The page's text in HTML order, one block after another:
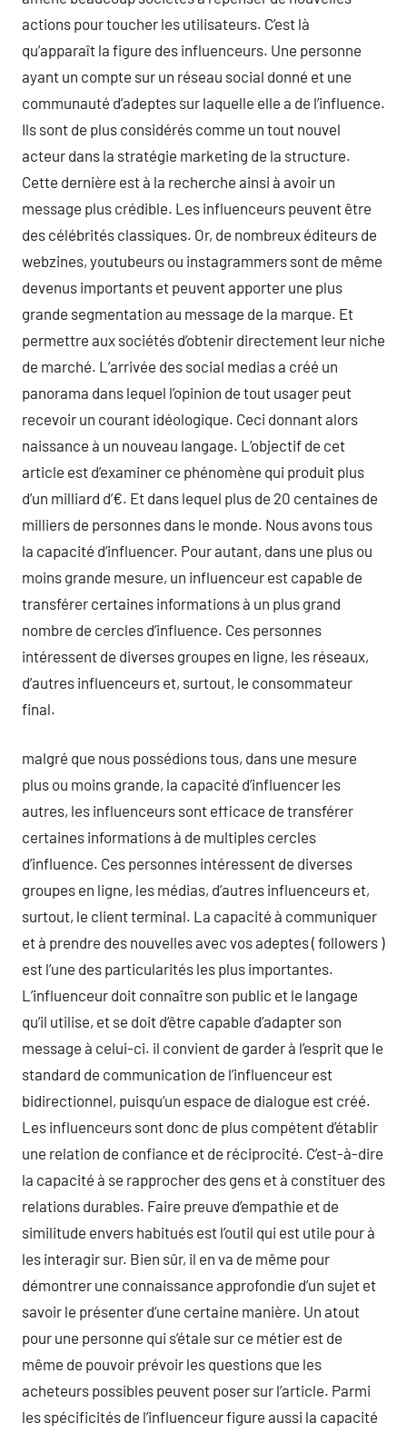
actions pour toucher les utilisateurs. C’est là
qu’apparaît la figure des influenceurs. Une personne
ayant un compte sur un réseau social donné et une
communauté d’adeptes sur laquelle elle a de l’influence.
Ils sont de plus considérés comme un tout nouvel
acteur dans la stratégie marketing de la structure.
Cette dernière est à la recherche ainsi à avoir un
message plus crédible. Les influenceurs peuvent être
des célébrités classiques. Or, de nombreux éditeurs de
webzines, youtubeurs ou instagrammers sont de même
devenus importants et peuvent apporter une plus
grande segmentation au message de la marque. Et
permettre aux sociétés d’obtenir directement leur niche
de marché. L’arrivée des social medias a créé un
panorama dans lequel l’opinion de tout usager peut
recevoir un courant idéologique. Ceci donnant alors
naissance à un nouveau langage. L’objectif de cet
article est d’examiner ce phénomène qui produit plus
d’un milliard d’€. Et dans lequel plus de 20 centaines de
milliers de personnes dans le monde. Nous avons tous
la capacité d’influencer. Pour autant, dans une plus ou
moins grande mesure, un influenceur est capable de
transférer certaines informations à un plus grand
nombre de cercles d’influence. Ces personnes
intéressent de diverses groupes en ligne, les réseaux,
d’autres influenceurs et, surtout, le consommateur
final.
malgré que nous possédions tous, dans une mesure
plus ou moins grande, la capacité d’influencer les
autres, les influenceurs sont efficace de transférer
certaines informations à de multiples cercles
d’influence. Ces personnes intéressent de diverses
groupes en ligne, les médias, d’autres influenceurs et,
surtout, le client terminal. La capacité à communiquer
et à prendre des nouvelles avec vos adeptes ( followers )
est l’une des particularités les plus importantes.
L’influenceur doit connaître son public et le langage
qu’il utilise, et se doit d’être capable d’adapter son
message à celui-ci. il convient de garder à l’esprit que le
standard de communication de l’influenceur est
bidirectionnel, puisqu’un espace de dialogue est créé.
Les influenceurs sont donc de plus compétent d’établir
une relation de confiance et de réciprocité. C’est-à-dire
la capacité à se rapprocher des gens et à constituer des
relations durables. Faire preuve d’empathie et de
similitude envers habitués est l’outil qui est utile pour à
les interagir sur. Bien sûr, il en va de même pour
démontrer une connaissance approfondie d’un sujet et
savoir le présenter d’une certaine manière. Un atout
pour une personne qui s’étale sur ce métier est de
même de pouvoir prévoir les questions que les
acheteurs possibles peuvent poser sur l’article. Parmi
les spécificités de l’influenceur figure aussi la capacité